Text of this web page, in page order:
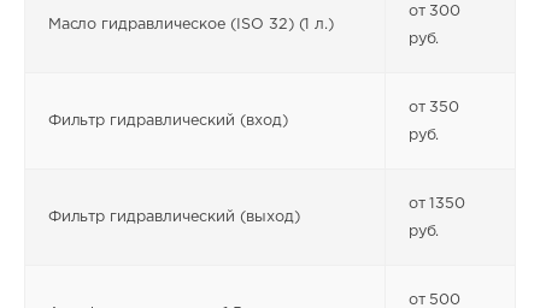
Масло гидравлическое (ISO 32) (1 л.)
от 300
руб.
Фильтр гидравлический (вход)
от 350
руб.
Фильтр гидравлический (выход)
от 1350
руб.
от 500